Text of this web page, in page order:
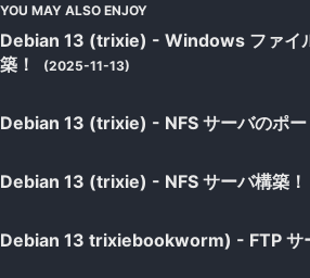
YOU MAY ALSO ENJOY
Debian 13 (trixie) - Windows ファイ
築！
(2025-11-13)
Debian 13 (trixie) - NFS サーバのポー
Debian 13 (trixie) - NFS サーバ構築！
Debian 13 trixiebookworm) - FTP サ